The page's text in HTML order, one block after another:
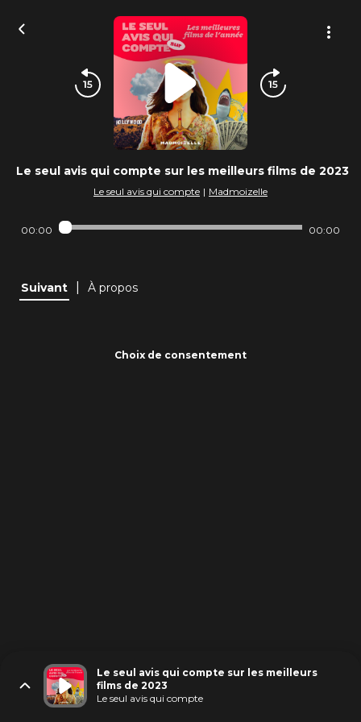
Le seul avis qui compte sur les meilleurs films de 2023
Le seul avis qui compte | Madmoizelle
00:00 00:00
Suivant À propos
Choix de consentement
Le seul avis qui compte sur les meilleurs
films de 2023
Le seul avis qui compte